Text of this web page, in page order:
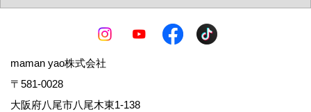
maman yao株式会社
〒581-0028
大阪府八尾市八尾木東1-138